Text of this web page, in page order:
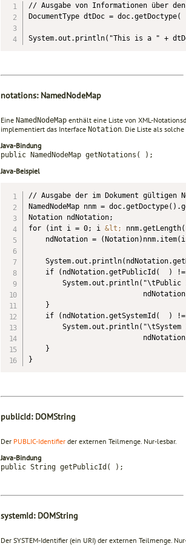
// Ausgabe von Informationen über den
DocumentType dtDoc =
System.out.println("This is a " +
notations: NamedNodeMap
Eine NamedNodeMap enthält eine Liste von XML-
implementiert das Interface Notation . Die Liste als
Java-Bindung
public NamedNodeMap getNotations( );
Java-Beispiel
// Ausgabe der im Dokument gültigen
NamedNodeMap nnm =
Notation ndNotation;
for (int i = 0; i &lt;
ndNotation =
if (ndNotation.getPublicId(  )
System.out.println("\tPublic
    }
if (ndNotation.getSystemId(  )
System.out.println("\tSystem
    }
}
publicId: DOMString
Der PUBLIC-Identifier der externen Teilmenge. Nur-lesbar.
Java-Bindung
public String getPublicId( );
systemId: DOMString
Der SYSTEM-Identifier (ein URI) der externen Teilmenge.